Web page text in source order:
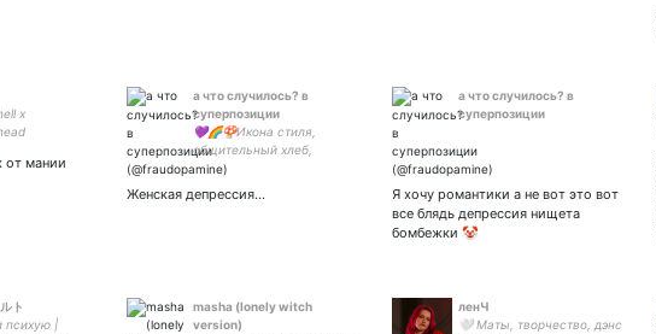
x
от мании
а что случилось? в
суперпозиции
💜🌈🍄Икона стиля,
общительный хлеб,
настока стара что помню
lewds acc: FrauRin | gf:
Женская депрессия…
а что случилось? в
суперпозиции
Я хочу романтики а не вот это вот
все блядь депрессия нищета
бомбежки 🤡
ト
психую |
masha (lonely witch
version)
ленЧ
🤍 Маты, творчество, дэнс